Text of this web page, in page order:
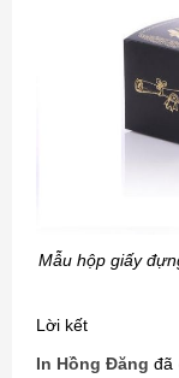
Mẫu hộp giấy
Lời kết
In Hồng Đăng đã